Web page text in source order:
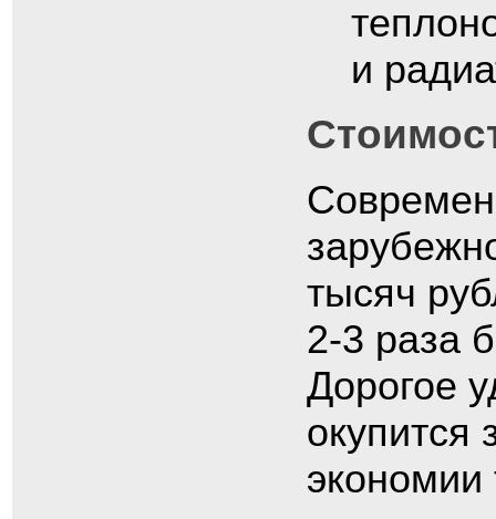
и
тысяч
2-3 раза
Дорогое
окупится
экономии